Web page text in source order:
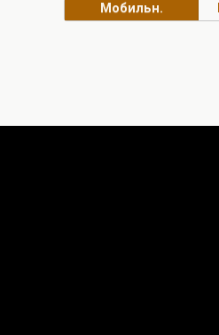
Мобильн.